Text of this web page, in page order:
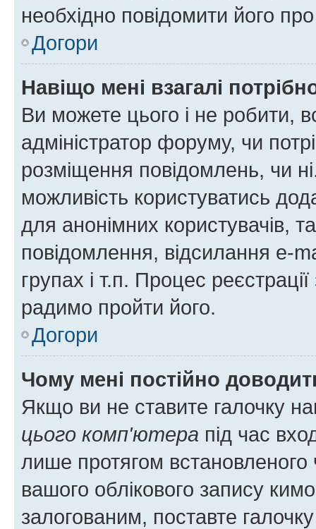
необхідно повідомити його
Догори
Навіщо мені взагалі
Ви можете цього і не робити,
адміністратор форуму, чи
розміщення повідомлень, чи
можливість користуватись
для анонімних користувачів,
повідомлення, відсилання e-
групах і т.п. Процес
радимо пройти його.
Догори
Чому мені постійно
Якщо ви не ставите галочку
цього комп'ютера під час
лише протягом встановленого
вашого облікового запису
залогованим, поставте